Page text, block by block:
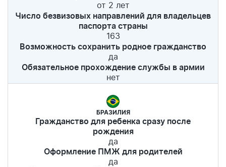
от 2 лет
Число безвизовых направлений для владельцев
паспорта страны
163
Возможность сохранить родное гражданство
да
Обязательное прохождение службы в армии
нет
БРАЗИЛИЯ
Гражданство для ребенка сразу после
рождения
да
Оформление ПМЖ для родителей
да